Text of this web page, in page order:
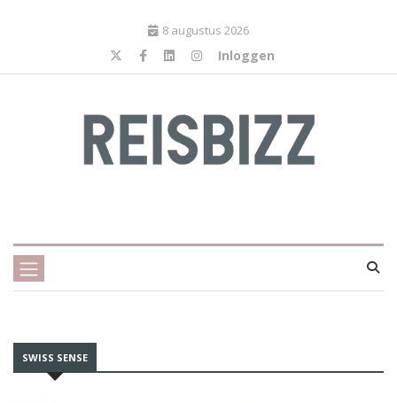
8 augustus 2026
Inloggen
SWISS SENSE